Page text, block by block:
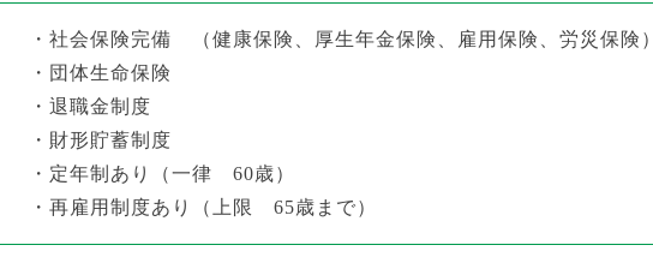
・社会保険完備 （健康保険、厚生年金保険、雇用保険、労災保険）
・団体生命保険
・退職金制度
・財形貯蓄制度
・定年制あり（一律 60歳）
・再雇用制度あり（上限 65歳まで）